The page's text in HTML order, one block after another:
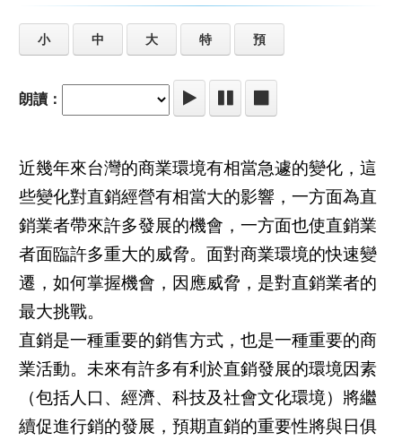
小 中 大 特 預
朗讀：
近幾年來台灣的商業環境有相當急遽的變化，這
些變化對直銷經營有相當大的影響，一方面為直
銷業者帶來許多發展的機會，一方面也使直銷業
者面臨許多重大的威脅。面對商業環境的快速變
遷，如何掌握機會，因應威脅，是對直銷業者的
最大挑戰。
直銷是一種重要的銷售方式，也是一種重要的商
業活動。未來有許多有利於直銷發展的環境因素
（包括人口、經濟、科技及社會文化環境）將繼
續促進行銷的發展，預期直銷的重要性將與日俱